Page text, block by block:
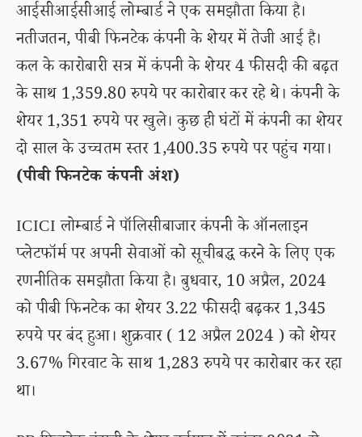
आईसीआईसीआई लोम्बार्ड ने एक समझौता किया है।
नतीजतन, पीबी फिनटेक कंपनी के शेयर में तेजी आई है।
कल के कारोबारी सत्र में कंपनी के शेयर 4 फीसदी की बढ़त
के साथ 1,359.80 रुपये पर कारोबार कर रहे थे। कंपनी के
शेयर 1,351 रुपये पर खुले। कुछ ही घंटों में कंपनी का शेयर
दो साल के उच्चतम स्तर 1,400.35 रुपये पर पहुंच गया।
(पीबी फिनटेक कंपनी अंश)
ICICI लोम्बार्ड ने पॉलिसीबाजार कंपनी के ऑनलाइन
प्लेटफॉर्म पर अपनी सेवाओं को सूचीबद्ध करने के लिए एक
रणनीतिक समझौता किया है। बुधवार, 10 अप्रैल, 2024
को पीबी फिनटेक का शेयर 3.22 फीसदी बढ़कर 1,345
रुपये पर बंद हुआ। शुक्रवार ( 12 अप्रैल 2024 ) को शेयर
3.67% गिरवाट के साथ 1,283 रुपये पर कारोबार कर रहा
था।